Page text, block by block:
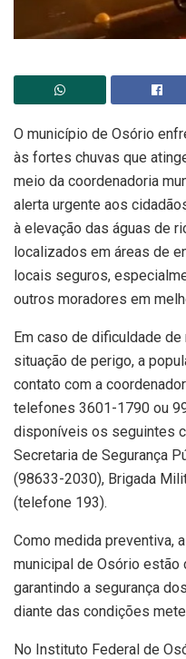
O município de Osório
às fortes chuvas que
meio da coordenadoria
alerta urgente aos
à elevação das águas de
localizados em áreas de
locais seguros,
outros moradores em
Em caso de dificuldade
situação de perigo, a
contato com a
telefones 3601-1790 ou
disponíveis os seguintes
Secretaria de Segurança
(98633-2030), Brigada
(telefone 193).
Como medida preventiva,
municipal de Osório
garantindo a segurança
diante das condições
No Instituto Federal de